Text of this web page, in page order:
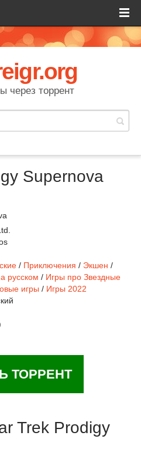
через торрент
Supernova
/ Приключения / Экшен /
русском / Игры про Звездные
игры / Игры 2022
ТОРРЕНТ
Trek Prodigy